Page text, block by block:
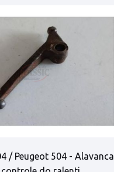
/ Peugeot 504 - Alavanca